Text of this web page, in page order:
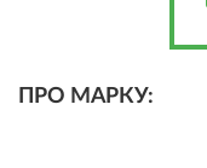
ПРО МАРКУ: